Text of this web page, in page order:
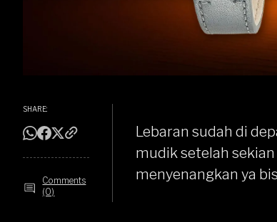
SHARE:
Comments
(0)
Lebaran sudah di
mudik setelah
menyenangkan ya